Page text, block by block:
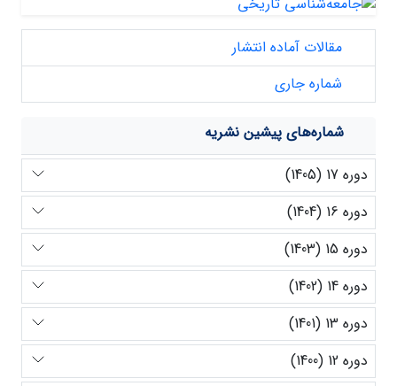
مقالات آماده انتشار
شماره جاری
شماره‌های پیشین نشریه
دوره 17 (1405)
دوره 16 (1404)
دوره 15 (1403)
دوره 14 (1402)
دوره 13 (1401)
دوره 12 (1400)